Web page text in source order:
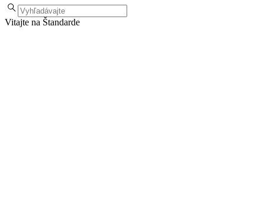
Vitajte na Štandarde